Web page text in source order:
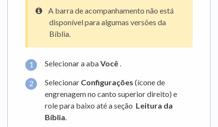
A barra de acompanhamento não está
disponível para algumas versões da
Bíblia.
Selecionar a abaVocê
Selecionar Configurações (ícone de
engrenagem no canto superior direito) e
role para baixo até a seção Leitura da
Bíblia.